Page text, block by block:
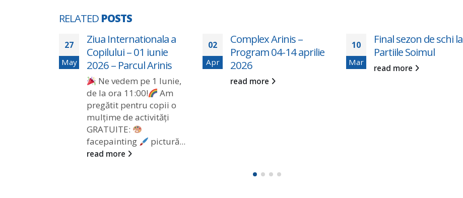
RELATED POSTS
27
May
Ziua Internationala a
Copilului – 01 iunie
2026 – Parcul Arinis
Ne vedem pe 1 Iunie,
de la ora 11:00!
Am
pregătit pentru copii o
mulțime de activități
GRATUITE:
facepainting
pictură...
read more
02
Apr
Complex Arinis –
Program 04-14 aprilie
2026
read more
10
Mar
Final sezon de schi la
Partiile Soimul
read more